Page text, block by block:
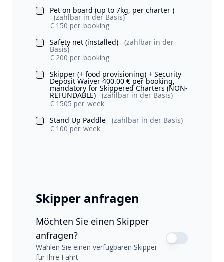
Pet on board (up to 7kg, per charter )
(zahlbar in der Basis)
€ 150 per_booking
Safety net (installed)
(zahlbar in der
Basis)
€ 200 per_booking
Skipper (+ food provisioning) + Security
Deposit Waiver 400.00 € per booking,
mandatory for Skippered Charters (NON-
REFUNDABLE)
(zahlbar in der Basis)
€ 1505 per_week
Stand Up Paddle
(zahlbar in der Basis)
€ 100 per_week
Skipper anfragen
Möchten Sie einen Skipper
anfragen?
Wählen Sie einen verfügbaren Skipper
für Ihre Fahrt